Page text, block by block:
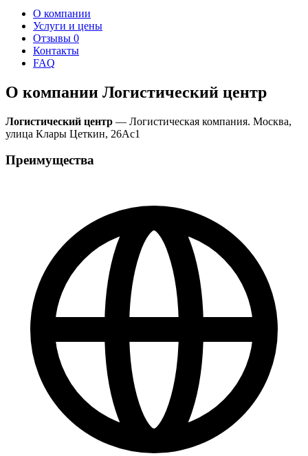
О компании
Услуги и цены
Отзывы 0
Контакты
FAQ
О компании Логистический центр
Логистический центр — Логистическая компания. Москва,
улица Клары Цеткин, 26Ас1
Преимущества